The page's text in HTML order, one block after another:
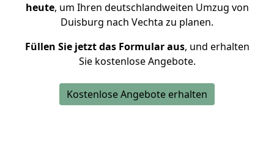
heute, um Ihren deutschlandweiten Umzug von
Duisburg nach Vechta zu planen.
Füllen Sie jetzt das Formular aus, und erhalten
Sie kostenlose Angebote.
Kostenlose Angebote erhalten